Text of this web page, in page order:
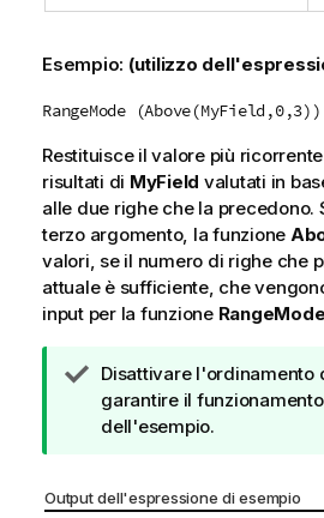
Esempio: (utilizzo
RangeMode (Above(MyField,0,3))
Restituisce il valore più
risultati di MyField valutati in
alle due righe che la precedono.
terzo argomento, la funzione
valori, se il numero di righe che
attuale è sufficiente, che
input per la funzione
N
o
t
i
Disattivare l'ordinamento
garantire il
dell'esempio.
Output dell'espressione di esempio